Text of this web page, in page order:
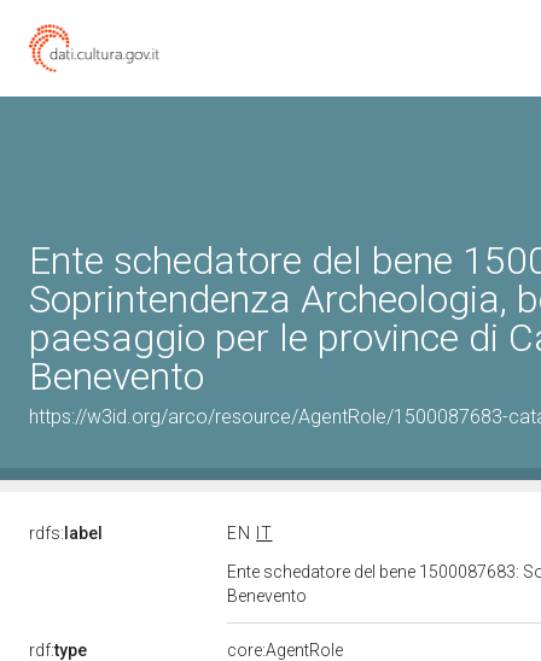
Ente schedatore del bene
Soprintendenza Archeologia,
paesaggio per le province di
Benevento
https://w3id.org/arco/resource/AgentRole/1500087683-
rdfs: label EN
IT
Ente schedatore del bene 1500087683:
Benevento
rdf:type
core:AgentRole